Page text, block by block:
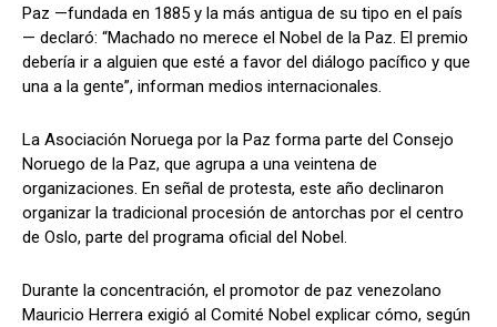
Paz —fundada en 1885 y la más antigua de su tipo en el país
— declaró: “Machado no merece el Nobel de la Paz. El premio
debería ir a alguien que esté a favor del diálogo pacífico y que
una a la gente”, informan medios internacionales.
La Asociación Noruega por la Paz forma parte del Consejo
Noruego de la Paz, que agrupa a una veintena de
organizaciones. En señal de protesta, este año declinaron
organizar la tradicional procesión de antorchas por el centro
de Oslo, parte del programa oficial del Nobel.
Durante la concentración, el promotor de paz venezolano
Mauricio Herrera exigió al Comité Nobel explicar cómo, según